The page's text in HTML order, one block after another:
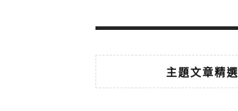
主題文章精選